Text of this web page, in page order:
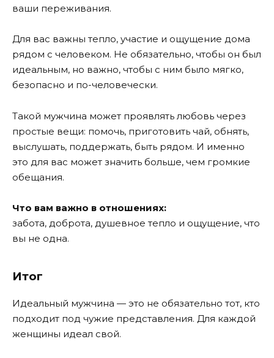
ваши переживания.
Для вас важны тепло, участие и ощущение дома
рядом с человеком. Не обязательно, чтобы он был
идеальным, но важно, чтобы с ним было мягко,
безопасно и по-человечески.
Такой мужчина может проявлять любовь через
простые вещи: помочь, приготовить чай, обнять,
выслушать, поддержать, быть рядом. И именно
это для вас может значить больше, чем громкие
обещания.
Что вам важно в отношениях:
забота, доброта, душевное тепло и ощущение, что
вы не одна.
Итог
Идеальный мужчина — это не обязательно тот, кто
подходит под чужие представления. Для каждой
женщины идеал свой.